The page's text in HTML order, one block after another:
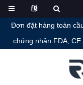
Đơn đặt hàng toàn
chứng nhận FDA, CE